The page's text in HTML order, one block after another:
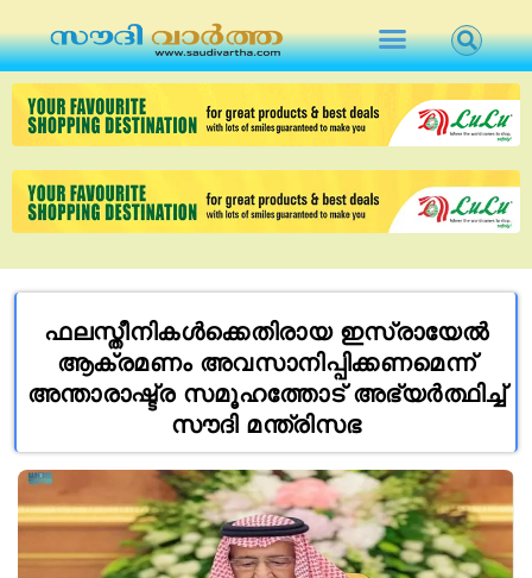
ഫലസ്തീനികൾക്കെതിരായ ഇസ്രായേൽ
ആക്രമണം അവസാനിപ്പിക്കണമെന്ന്
അന്താരാഷ്ട്ര സമൂഹത്തോട് അഭ്യർത്ഥിച്ച്
സൗദി മന്ത്രിസഭ